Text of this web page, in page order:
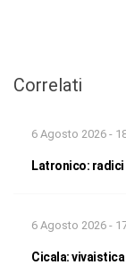
Correlati
6 Agosto 2026 -
Latronico: radici
6 Agosto 2026 -
Cicala: